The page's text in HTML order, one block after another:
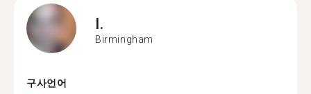
I.
Birmingham
구사언어